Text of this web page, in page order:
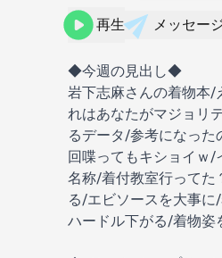
再生 メッセー
◆今週の見出し◆
岩下志麻さんの着物本/
れはあなたがマジョリ
るデータ/参考になっ
回喋ってもキショイｗ/
名称/着付教室行ってた
る/エビソースを大事
ハードル下がる/着物姿